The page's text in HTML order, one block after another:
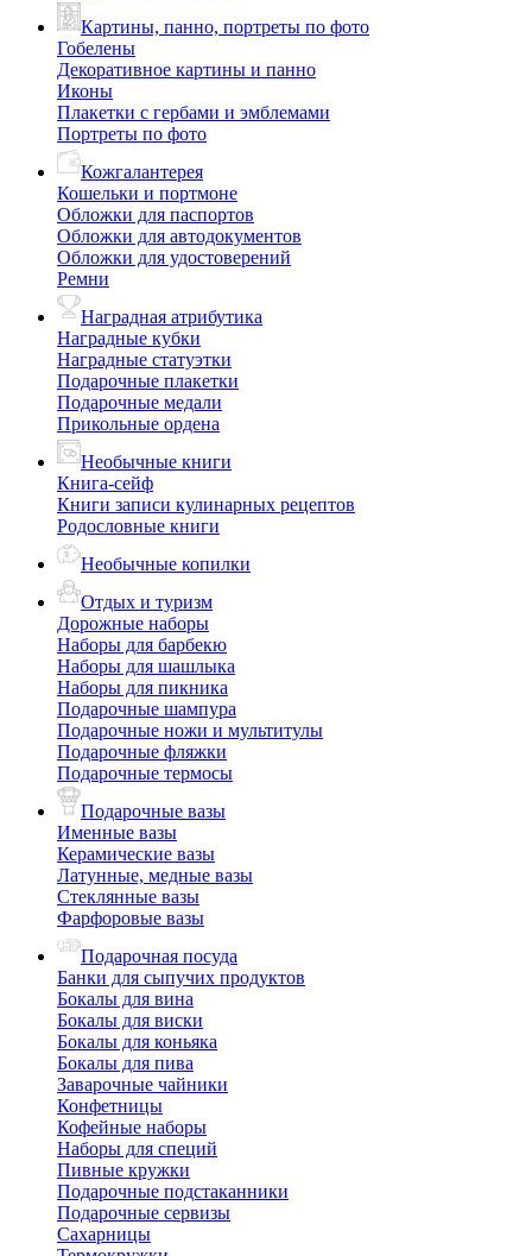
Картины, панно, портреты по фото
Гобелены
Декоративное картины и панно
Иконы
Плакетки с гербами и эмблемами
Портреты по фото
Кожгалантерея
Кошельки и портмоне
Обложки для паспортов
Обложки для автодокументов
Обложки для удостоверений
Ремни
Наградная атрибутика
Наградные кубки
Наградные статуэтки
Подарочные плакетки
Подарочные медали
Прикольные ордена
Необычные книги
Книга-сейф
Книги записи кулинарных рецептов
Родословные книги
Необычные копилки
Отдых и туризм
Дорожные наборы
Наборы для барбекю
Наборы для шашлыка
Наборы для пикника
Подарочные шампура
Подарочные ножи и мультитулы
Подарочные фляжки
Подарочные термосы
Подарочные вазы
Именные вазы
Керамические вазы
Латунные, медные вазы
Стеклянные вазы
Фарфоровые вазы
Подарочная посуда
Банки для сыпучих продуктов
Бокалы для вина
Бокалы для виски
Бокалы для коньяка
Бокалы для пива
Заварочные чайники
Конфетницы
Кофейные наборы
Наборы для специй
Пивные кружки
Подарочные подстаканники
Подарочные сервизы
Сахарницы